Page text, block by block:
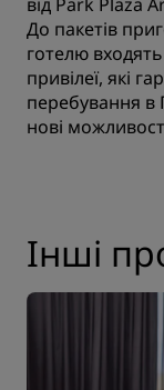
До пакетів
готелю
привілеї, які
перебування в
нові
Інші